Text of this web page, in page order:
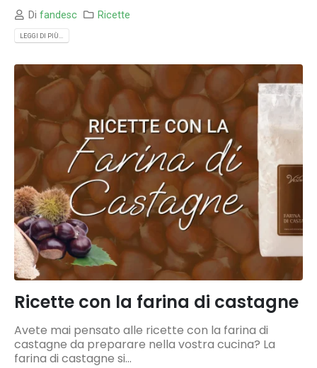
Difandesc Ricette
LEGGI DI PIÙ...
Ricette con la farina di castagne
Avete mai pensato alle ricette con la farina di
castagne da preparare nella vostra cucina? La
farina di castagne si...